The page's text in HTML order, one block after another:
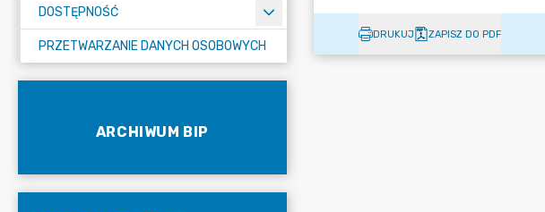
DOSTĘPNOŚĆ
PRZETWARZANIE DANYCH OSOBOWYCH
ARCHIWUM BIP
DRUKUJ ZAPISZ DO PDF